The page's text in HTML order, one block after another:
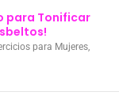
para Tonificar
para Mujeres,